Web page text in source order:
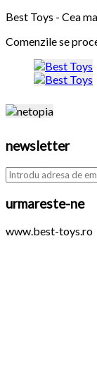
Best Toys - Cea
Comenzile se
newsletter
urmareste-ne
www.best-toys.ro